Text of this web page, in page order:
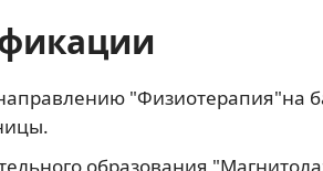
"Физиотерапия"на